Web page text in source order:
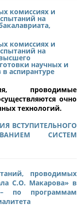
комиссиях и
на
комиссиях и
на
научных и
в аспирантуре
проводимые
очно
технологий.
ВСТУПИТЕЛЬНОГО
СИСТЕМ
проводимых
С.О. Макарова» в
по программам